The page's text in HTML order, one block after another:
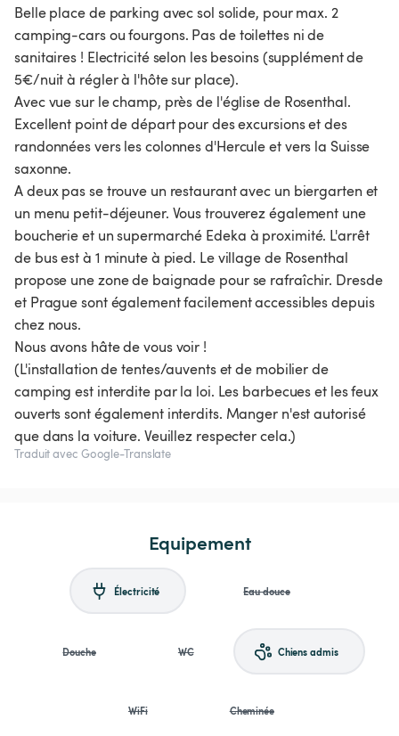
Belle place de parking avec sol solide, pour max. 2
camping-cars ou fourgons. Pas de toilettes ni de
sanitaires ! Electricité selon les besoins (supplément de
5€/nuit à régler à l'hôte sur place).
Avec vue sur le champ, près de l'église de Rosenthal.
Excellent point de départ pour des excursions et des
randonnées vers les colonnes d'Hercule et vers la Suisse
saxonne.
A deux pas se trouve un restaurant avec un biergarten et
un menu petit-déjeuner. Vous trouverez également une
boucherie et un supermarché Edeka à proximité. L'arrêt
de bus est à 1 minute à pied. Le village de Rosenthal
propose une zone de baignade pour se rafraîchir. Dresde
et Prague sont également facilement accessibles depuis
chez nous.
Nous avons hâte de vous voir !
(L'installation de tentes/auvents et de mobilier de
camping est interdite par la loi. Les barbecues et les feux
ouverts sont également interdits. Manger n'est autorisé
que dans la voiture. Veuillez respecter cela.)
Traduit avec Google-Translate
Equipement
Électricité Eau douce
Douche WC Chiens admis
WiFi Cheminée